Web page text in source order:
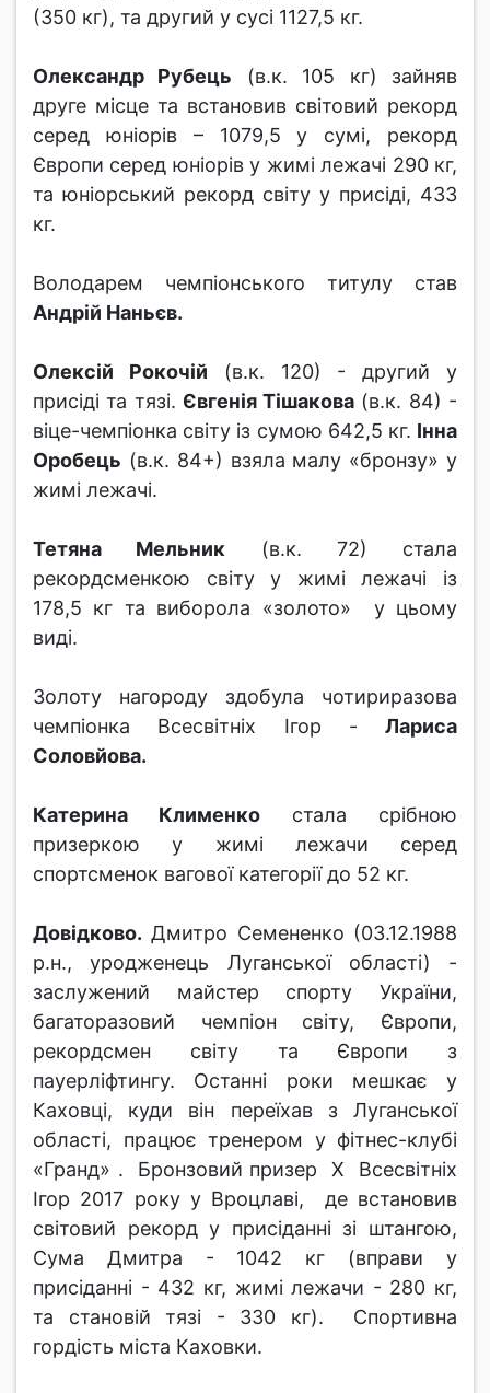
(350 кг), та другий у сусі 1127,5 кг.
Олександр Рубець (в.к. 105 кг) зайняв
друге місце та встановив світовий рекорд
серед юніорів – 1079,5 у сумі, рекорд
Європи серед юніорів у жимі лежачі 290 кг,
та юніорський рекорд світу у присіді, 433
кг.
Володарем чемпіонського титулу став
Андрій Наньєв.
Олексій Рокочій (в.к. 120) - другий у
присіді та тязі. Євгенія Тішакова (в.к. 84) -
віце-чемпіонка світу із сумою 642,5 кг. Інна
Оробець (в.к. 84+) взяла малу «бронзу» у
жимі лежачі.
Тетяна Мельник (в.к. 72) стала
рекордсменкою світу у жимі лежачі із
178,5 кг та виборола «золото» у цьому
виді.
Золоту нагороду здобула чотириразова
чемпіонка Всесвітніх Ігор - Лариса
Соловйова.
Катерина Клименко стала срібною
призеркою у жимі лежачи серед
спортсменок вагової категорії до 52 кг.
Довідково. Дмитро Семененко (03.12.1988
р.н., уродженець Луганської області) -
заслужений майстер спорту України,
багаторазовий чемпіон світу, Європи,
рекордсмен світу та Європи з
пауерліфтингу. Останні роки мешкає у
Каховці, куди він переїхав з Луганської
області, працює тренером у фітнес-клубі
«Гранд» . Бронзовий призер Х Всесвітніх
Ігор 2017 року у Вроцлаві, де встановив
світовий рекорд у присіданні зі штангою,
Сума Дмитра - 1042 кг (вправи у
присіданні - 432 кг, жимі лежачи - 280 кг,
та становій тязі - 330 кг). Спортивна
гордість міста Каховки.